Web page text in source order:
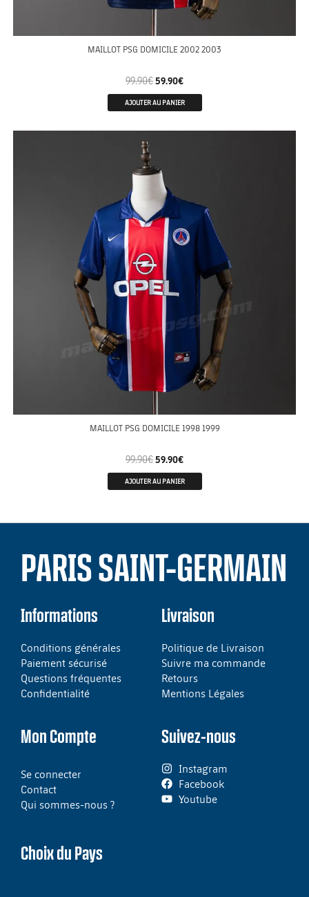
MAILLOT PSG DOMICILE 2002 2003
99.90€59.90€
AJOUTER AU PANIER
MAILLOT PSG DOMICILE 1998 1999
99.90€59.90€
AJOUTER AU PANIER
PARIS SAINT-GERMAIN
Informations
Conditions générales
Paiement sécurisé
Questions fréquentes
Confidentialité
Livraison
Politique de Livraison
Suivre ma commande
Retours
Mentions Légales
Mon Compte
Se connecter
Contact
Qui sommes-nous ?
Suivez-nous
Instagram
Facebook
Youtube
Choix du Pays